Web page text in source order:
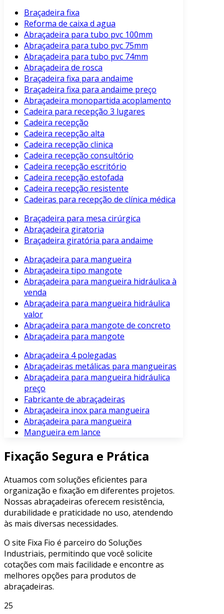
Braçadeira fixa
Reforma de caixa d agua
Abraçadeira para tubo pvc 100mm
Abraçadeira para tubo pvc 75mm
Abraçadeira para tubo pvc 74mm
Abraçadeira de rosca
Braçadeira fixa para andaime
Braçadeira fixa para andaime preço
Abraçadeira monopartida acoplamento
Cadeira para recepção 3 lugares
Cadeira recepção
Cadeira recepção alta
Cadeira recepção clinica
Cadeira recepção consultório
Cadeira recepção escritório
Cadeira recepção estofada
Cadeira recepção resistente
Cadeiras para recepção de clínica médica
Braçadeira para mesa cirúrgica
Abraçadeira giratoria
Braçadeira giratória para andaime
Abraçadeira para mangueira
Abraçadeira tipo mangote
Abraçadeira para mangueira hidráulica à
venda
Abraçadeira para mangueira hidráulica
valor
Abraçadeira para mangote de concreto
Abraçadeira para mangote
Abraçadeira 4 polegadas
Abraçadeiras metálicas para mangueiras
Abraçadeira para mangueira hidráulica
preço
Fabricante de abraçadeiras
Abraçadeira inox para mangueira
Abraçadeira para mangueira
Mangueira em lance
Fixação Segura e Prática
Atuamos com soluções eficientes para
organização e fixação em diferentes projetos.
Nossas abraçadeiras oferecem resistência,
durabilidade e praticidade no uso, atendendo
às mais diversas necessidades.
O site Fixa Fio é parceiro do Soluções
Industriais, permitindo que você solicite
cotações com mais facilidade e encontre as
melhores opções para produtos de
abraçadeiras.
25